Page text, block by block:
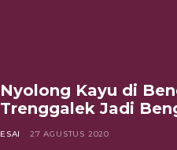
Nyolong Kayu di
Trenggalek Jadi
ESAI 27 AGUSTUS 2020